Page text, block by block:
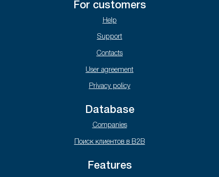
For customers
Help
Support
Contacts
User agreement
Privacy policy
Database
Companies
Поиск клиентов в B2B
Features